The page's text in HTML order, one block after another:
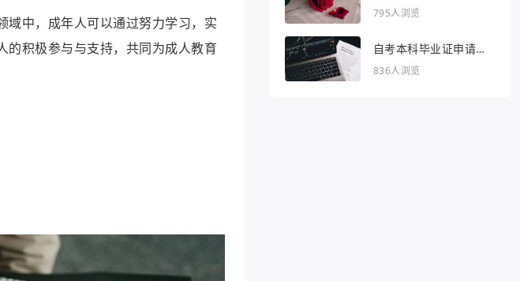
域中，成年人可以通过努力学习，实
的积极参与与支持，共同为成人教育
795人浏览
自考本科毕业证申请条
件
836人浏览